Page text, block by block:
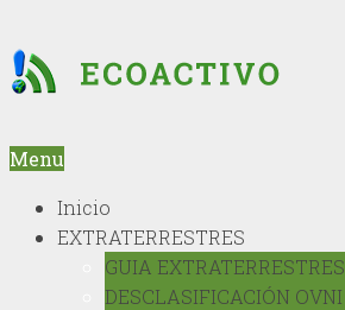
Menu
Inicio
EXTRATERRESTRES
GUIA EXTRATERRESTRES
DESCLASIFICACIÓN OVNI